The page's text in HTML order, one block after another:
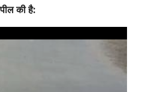
की है: